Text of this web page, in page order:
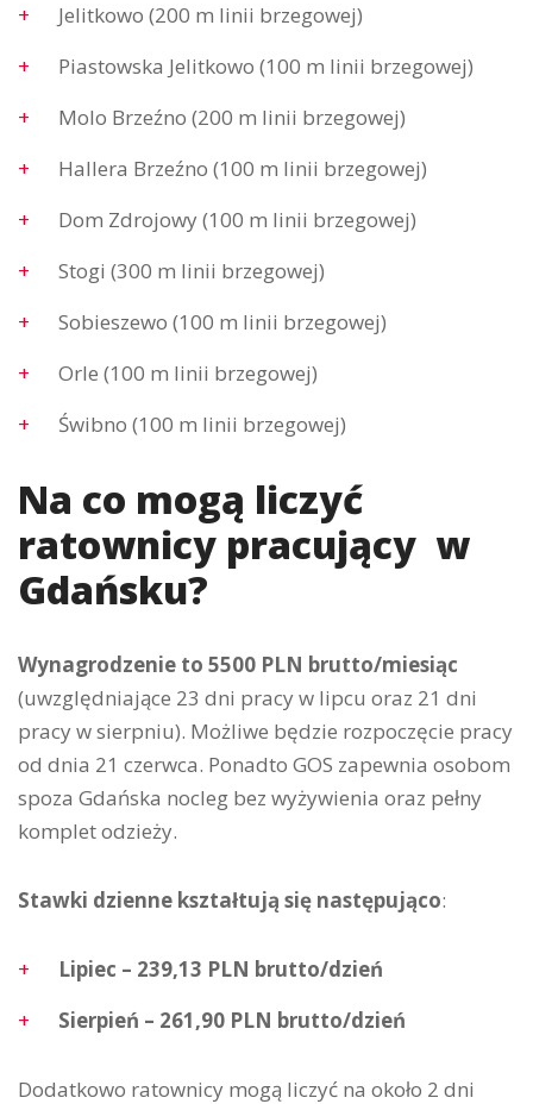
Jelitkowo (200 m linii brzegowej)
Piastowska Jelitkowo (100 m linii brzegowej)
Molo Brzeźno (200 m linii brzegowej)
Hallera Brzeźno (100 m linii brzegowej)
Dom Zdrojowy (100 m linii brzegowej)
Stogi (300 m linii brzegowej)
Sobieszewo (100 m linii brzegowej)
Orle (100 m linii brzegowej)
Świbno (100 m linii brzegowej)
Na co mogą liczyć
ratownicy pracujący w
Gdańsku?
Wynagrodzenie to 5500 PLN brutto/miesiąc
(uwzględniające 23 dni pracy w lipcu oraz 21 dni
pracy w sierpniu). Możliwe będzie rozpoczęcie pracy
od dnia 21 czerwca. Ponadto GOS zapewnia osobom
spoza Gdańska nocleg bez wyżywienia oraz pełny
komplet odzieży.
Stawki dzienne kształtują się następująco:
Lipiec – 239,13 PLN brutto/dzień
Sierpień – 261,90 PLN brutto/dzień
Dodatkowo ratownicy mogą liczyć na około 2 dni